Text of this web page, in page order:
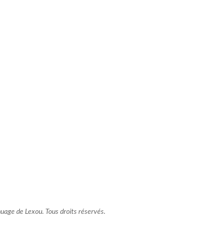
de Lexou. Tous droits réservés.